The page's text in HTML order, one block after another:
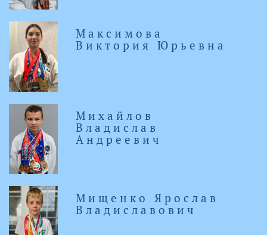
Максимова
Виктория Юрьевна
Михайлов
Владислав
Андреевич
Мищенко Ярослав
Владиславович